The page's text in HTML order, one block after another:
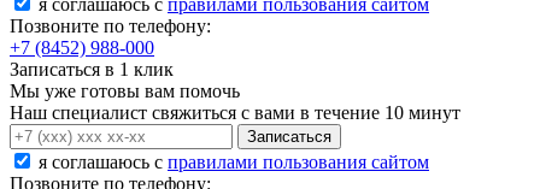
я соглашаюсь c правилами пользования сайтом
Позвоните по телефону:
+7 (8452) 988-000
Записаться в 1 клик
Мы уже готовы вам помочь
Наш специалист свяжиться с вами в течение 10 минут
Записаться
я соглашаюсь c правилами пользования сайтом
Позвоните по телефону: